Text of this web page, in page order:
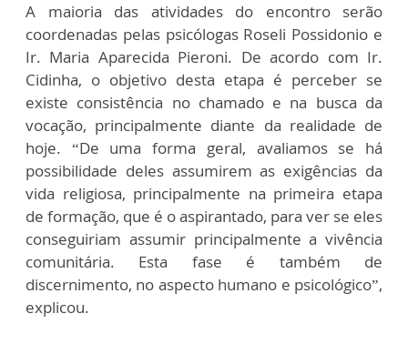
A maioria das atividades do encontro serão
coordenadas pelas psicólogas Roseli Possidonio e
Ir. Maria Aparecida Pieroni. De acordo com Ir.
Cidinha, o objetivo desta etapa é perceber se
existe consistência no chamado e na busca da
vocação, principalmente diante da realidade de
hoje. “De uma forma geral, avaliamos se há
possibilidade deles assumirem as exigências da
vida religiosa, principalmente na primeira etapa
de formação, que é o aspirantado, para ver se eles
conseguiriam assumir principalmente a vivência
comunitária. Esta fase é também de
discernimento, no aspecto humano e psicológico”,
explicou.